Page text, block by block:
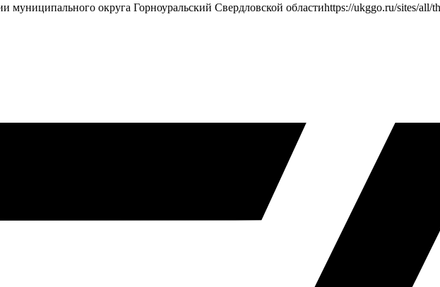
округа Горноуральский Свердловской областиhttps://ukggo.ru/sites/all/